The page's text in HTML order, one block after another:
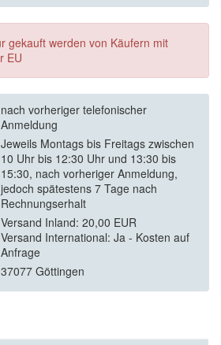
gekauft werden von Käufern mit
EU
nach vorheriger telefonischer
Anmeldung
Jeweils Montags bis Freitags zwischen
10 Uhr bis 12:30 Uhr und 13:30 bis
15:30, nach vorheriger Anmeldung,
jedoch spätestens 7 Tage nach
Rechnungserhalt
Versand Inland: 20,00 EUR
Versand International: Ja - Kosten auf
Anfrage
37077 Göttingen